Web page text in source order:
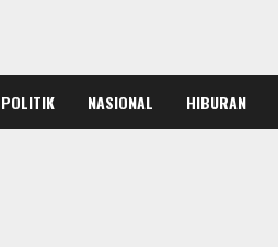
POLITIK NASIONAL HIBURAN